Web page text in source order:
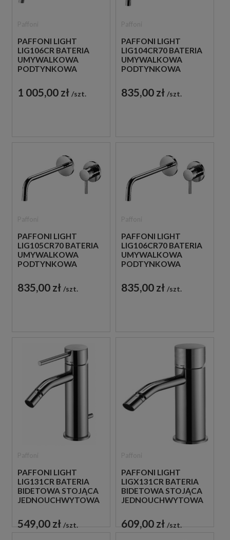
PAFFONI LIGHT
LIG106CR BATERIA
UMYWALKOWA
PODTYNKOWA
CHROM
1 005,00 zł szt.
PAFFONI LIGHT
LIG104CR70 BATERIA
UMYWALKOWA
PODTYNKOWA
CHROM
835,00 zł szt.
PAFFONI LIGHT
LIG105CR70 BATERIA
UMYWALKOWA
PODTYNKOWA
CHROM
835,00 zł szt.
PAFFONI LIGHT
LIG106CR70 BATERIA
UMYWALKOWA
PODTYNKOWA
CHROM
835,00 zł szt.
PAFFONI LIGHT
LIG131CR BATERIA
BIDETOWA STOJĄCA
JEDNOUCHWYTOWA
549,00 zł szt.
PAFFONI LIGHT
LIGX131CR BATERIA
BIDETOWA STOJĄCA
JEDNOUCHWYTOWA
609,00 zł szt.